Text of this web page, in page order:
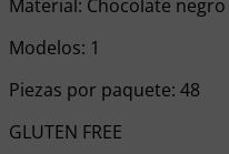
Material: Chocolate negro
Modelos: 1
Piezas por paquete: 48
GLUTEN FREE